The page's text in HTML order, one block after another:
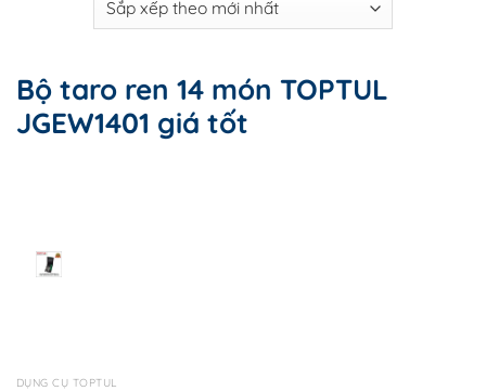
Bộ taro ren 14 món TOPTUL
JGEW1401 giá tốt
DỤNG CỤ TOPTUL